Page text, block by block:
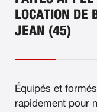
LOCATION DE
JEAN (45)
Équipés et
rapidement pour